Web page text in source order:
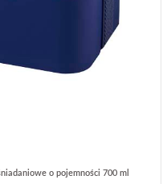
o pojemności 700 ml